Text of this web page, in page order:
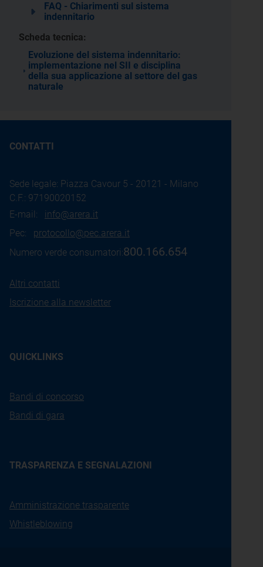
FAQ - Chiarimenti sul sistema
indennitario
Scheda tecnica:
Evoluzione del sistema indennitario:
implementazione nel SII e disciplina
della sua applicazione al settore del gas
naturale
CONTATTI
Sede legale: Piazza Cavour 5 - 20121 - Milano
C.F.: 97190020152
E-mail: info@arera.it
Pec: protocollo@pec.arera.it
Numero verde consumatori:800.166.654
Altri contatti
Iscrizione alla newsletter
QUICKLINKS
Bandi di concorso
Bandi di gara
TRASPARENZA E SEGNALAZIONI
Amministrazione trasparente
Whistleblowing